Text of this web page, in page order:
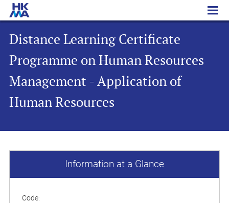
Distance Learning Certificate Programme on Human Resources Management - Application of Human Resources
Distance Learning Certificate
Programme on Human Resources
Management - Application of
Human Resources
Information at a Glance
Code: